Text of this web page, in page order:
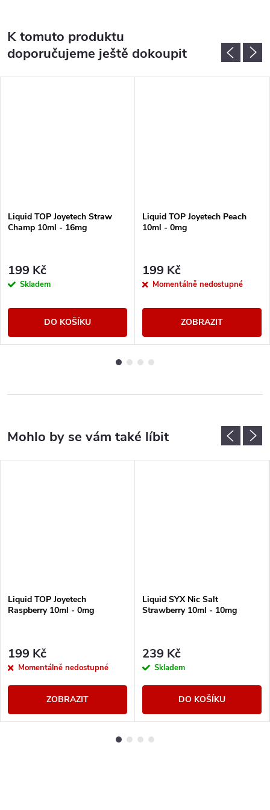
K tomuto produktu
doporučujeme ještě dokoupit
Liquid TOP Joyetech Straw
Champ 10ml - 16mg
199 Kč
Skladem
DO KOŠÍKU
Liquid TOP Joyetech Peach
10ml - 0mg
199 Kč
Momentálně nedostupné
ZOBRAZIT
Liquid TOP Joyetech
Raspberry 10ml - 0mg
199 Kč
Momentálně nedostupné
ZOBRAZIT
Liquid SYX Nic Salt
Strawberry 10ml - 10mg
239 Kč
Skladem
DO KOŠÍKU